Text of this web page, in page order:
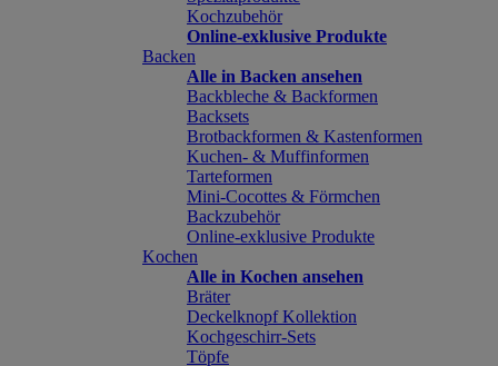
Kochzubehör
Online-exklusive Produkte
Backen
Alle in Backen ansehen
Backbleche & Backformen
Backsets
Brotbackformen & Kastenformen
Kuchen- & Muffinformen
Tarteformen
Mini-Cocottes & Förmchen
Backzubehör
Online-exklusive Produkte
Kochen
Alle in Kochen ansehen
Bräter
Deckelknopf Kollektion
Kochgeschirr-Sets
Töpfe